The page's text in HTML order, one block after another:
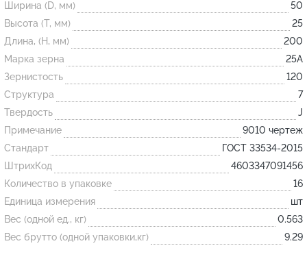
Огнеупорные
изделия
Скачать каталог
Тигель
Муфель
Черпак
Шербер
Трубка
Стержень
Пробка
Ширина (D, мм)
50
Высота (T, мм)
25
Длина, (H, мм)
200
Марка зерна
25А
Зернистость
120
Структура
7
Твердость
J
Примечание
9010 чертеж
Стандарт
ГОСТ 33534-2015
ШтрихКод
4603347091456
Количество в упаковке
16
Единица измерения
шт
Вес (одной ед., кг)
0.563
Вес брутто (одной упаковки,кг)
9.29